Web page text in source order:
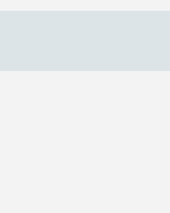
2021 bereits